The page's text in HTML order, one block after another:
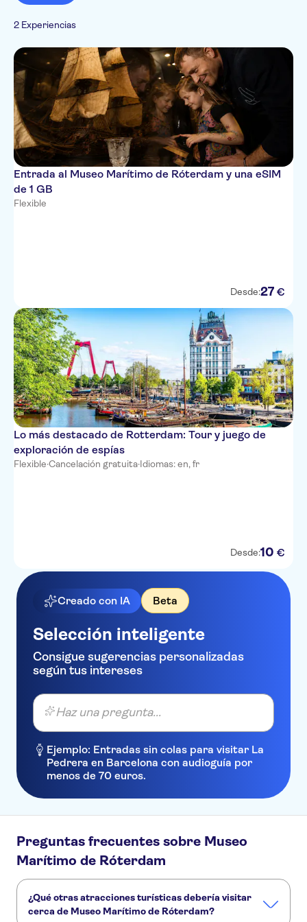
2 Experiencias
Entrada al Museo Marítimo de Róterdam y una eSIM
de 1 GB
Flexible
Desde:27 €
Lo más destacado de Rotterdam: Tour y juego de
exploración de espías
Flexible·Cancelación gratuita·Idiomas: en, fr
Desde:10 €
Creado con IA Beta
Selección inteligente
Consigue sugerencias personalizadas
según tus intereses
Haz una pregunta...
Ejemplo: Entradas sin colas para visitar La
Pedrera en Barcelona con audioguía por
menos de 70 euros.
Preguntas frecuentes sobre Museo
Marítimo de Róterdam
¿Qué otras atracciones turísticas debería visitar
cerca de Museo Marítimo de Róterdam?